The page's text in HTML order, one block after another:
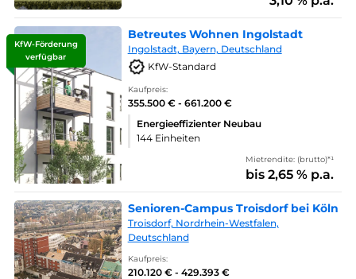
KfW-Förderung
verfügbar
Betreutes Wohnen Ingolstadt
Ingolstadt, Bayern, Deutschland
KfW-Standard
Kaufpreis:
355.500 € - 661.200 €
Energieeffizienter Neubau
144 Einheiten
Mietrendite: (brutto)*¹
bis 2,65 % p.a.
Senioren-Campus Troisdorf bei Köln
Troisdorf, Nordrhein-Westfalen,
Deutschland
Kaufpreis:
210.120 € - 429.393 €